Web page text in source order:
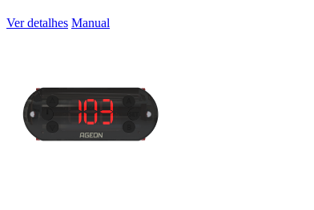
Ver detalhes Manual